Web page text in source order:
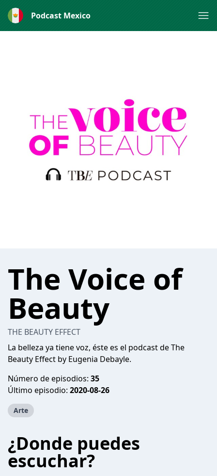
Podcast Mexico
The Voice of
Beauty
THE BEAUTY EFFECT
La belleza ya tiene voz, éste es el podcast de The
Beauty Effect by Eugenia Debayle.
Número de episodios: 35
Último episodio: 2020-08-26
Arte
¿Donde puedes
escuchar?